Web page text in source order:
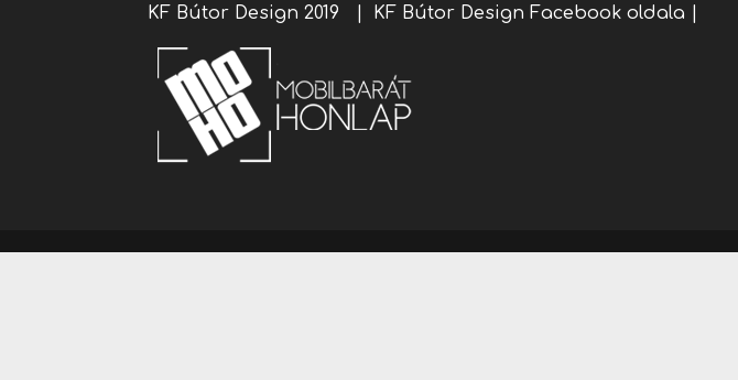
KF Bútor Design 2019 | KF Bútor Design Facebook oldala